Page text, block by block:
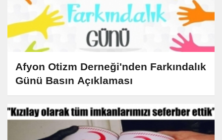
Afyon Otizm Derneği'nden Farkındalık
Günü Basın Açıklaması